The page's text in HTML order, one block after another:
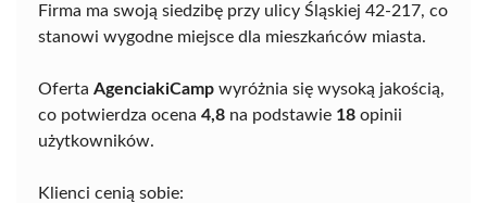
Firma ma swoją siedzibę przy ulicy Śląskiej 42-217, co
stanowi wygodne miejsce dla mieszkańców miasta.
Oferta AgenciakiCamp wyróżnia się wysoką jakością,
co potwierdza ocena 4,8 na podstawie 18 opinii
użytkowników.
Klienci cenią sobie: